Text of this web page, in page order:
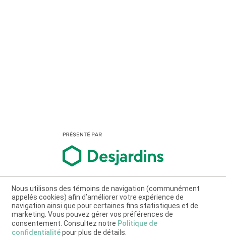
Nous utilisons des témoins de navigation (communément
appelés cookies) afin d’améliorer votre expérience de
navigation ainsi que pour certaines fins statistiques et de
marketing. Vous pouvez gérer vos préférences de
consentement. Consultez notre Politique de
confidentialitépour plus de détails.